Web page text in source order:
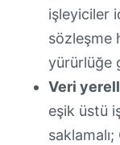
işleyiciler
sözleşme
yürürlüğe
Veri
eşik üstü